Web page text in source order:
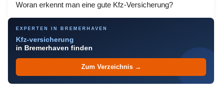
Woran erkennt man eine gute Kfz-Versicherung?
EXPERTEN IN BREMERHAVEN
Kfz-versicherung
in Bremerhaven finden
Zum Verzeichnis →